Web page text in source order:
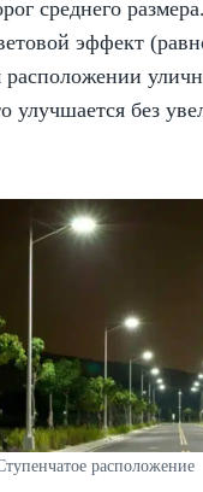
среднего
эффект
улучшается без
расположение